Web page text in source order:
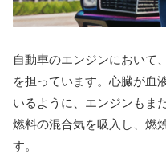
自動車のエンジンにおいて、
を担っています。心臓が血
いるように、エンジンもま
燃料の混合気を吸入し、燃
す。